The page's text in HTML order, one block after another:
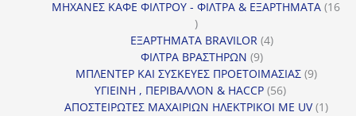
προϊόν
ΜΗΧΑΝΕΣ ΚΑΦΕ ΦΙΛΤΡΟΥ - ΦΙΛΤΡΑ & ΕΞΑΡΤΗΜΑΤΑ 16
16
προϊόντα
ΕΞΑΡΤΗΜΑΤΑ BRAVILOR 44
ΦΙΛΤΡΑ ΒΡΑΣΤΗΡΩΝ 99
προϊόντα
ΜΠΛΕΝΤΕΡ ΚΑΙ ΣΥΣΚΕΥΕΣ ΠΡΟΕΤΟΙΜΑΣΙΑΣ 99
ΥΓΙΕΙΝΗ , ΠΕΡΙΒΑΛΛΟΝ & HACCP 5656
προϊόντα
ΑΠΟΣΤΕΙΡΩΤΕΣ ΜΑΧΑΙΡΙΩΝ ΗΛΕΚΤΡΙΚΟΙ ΜΕ UV 11